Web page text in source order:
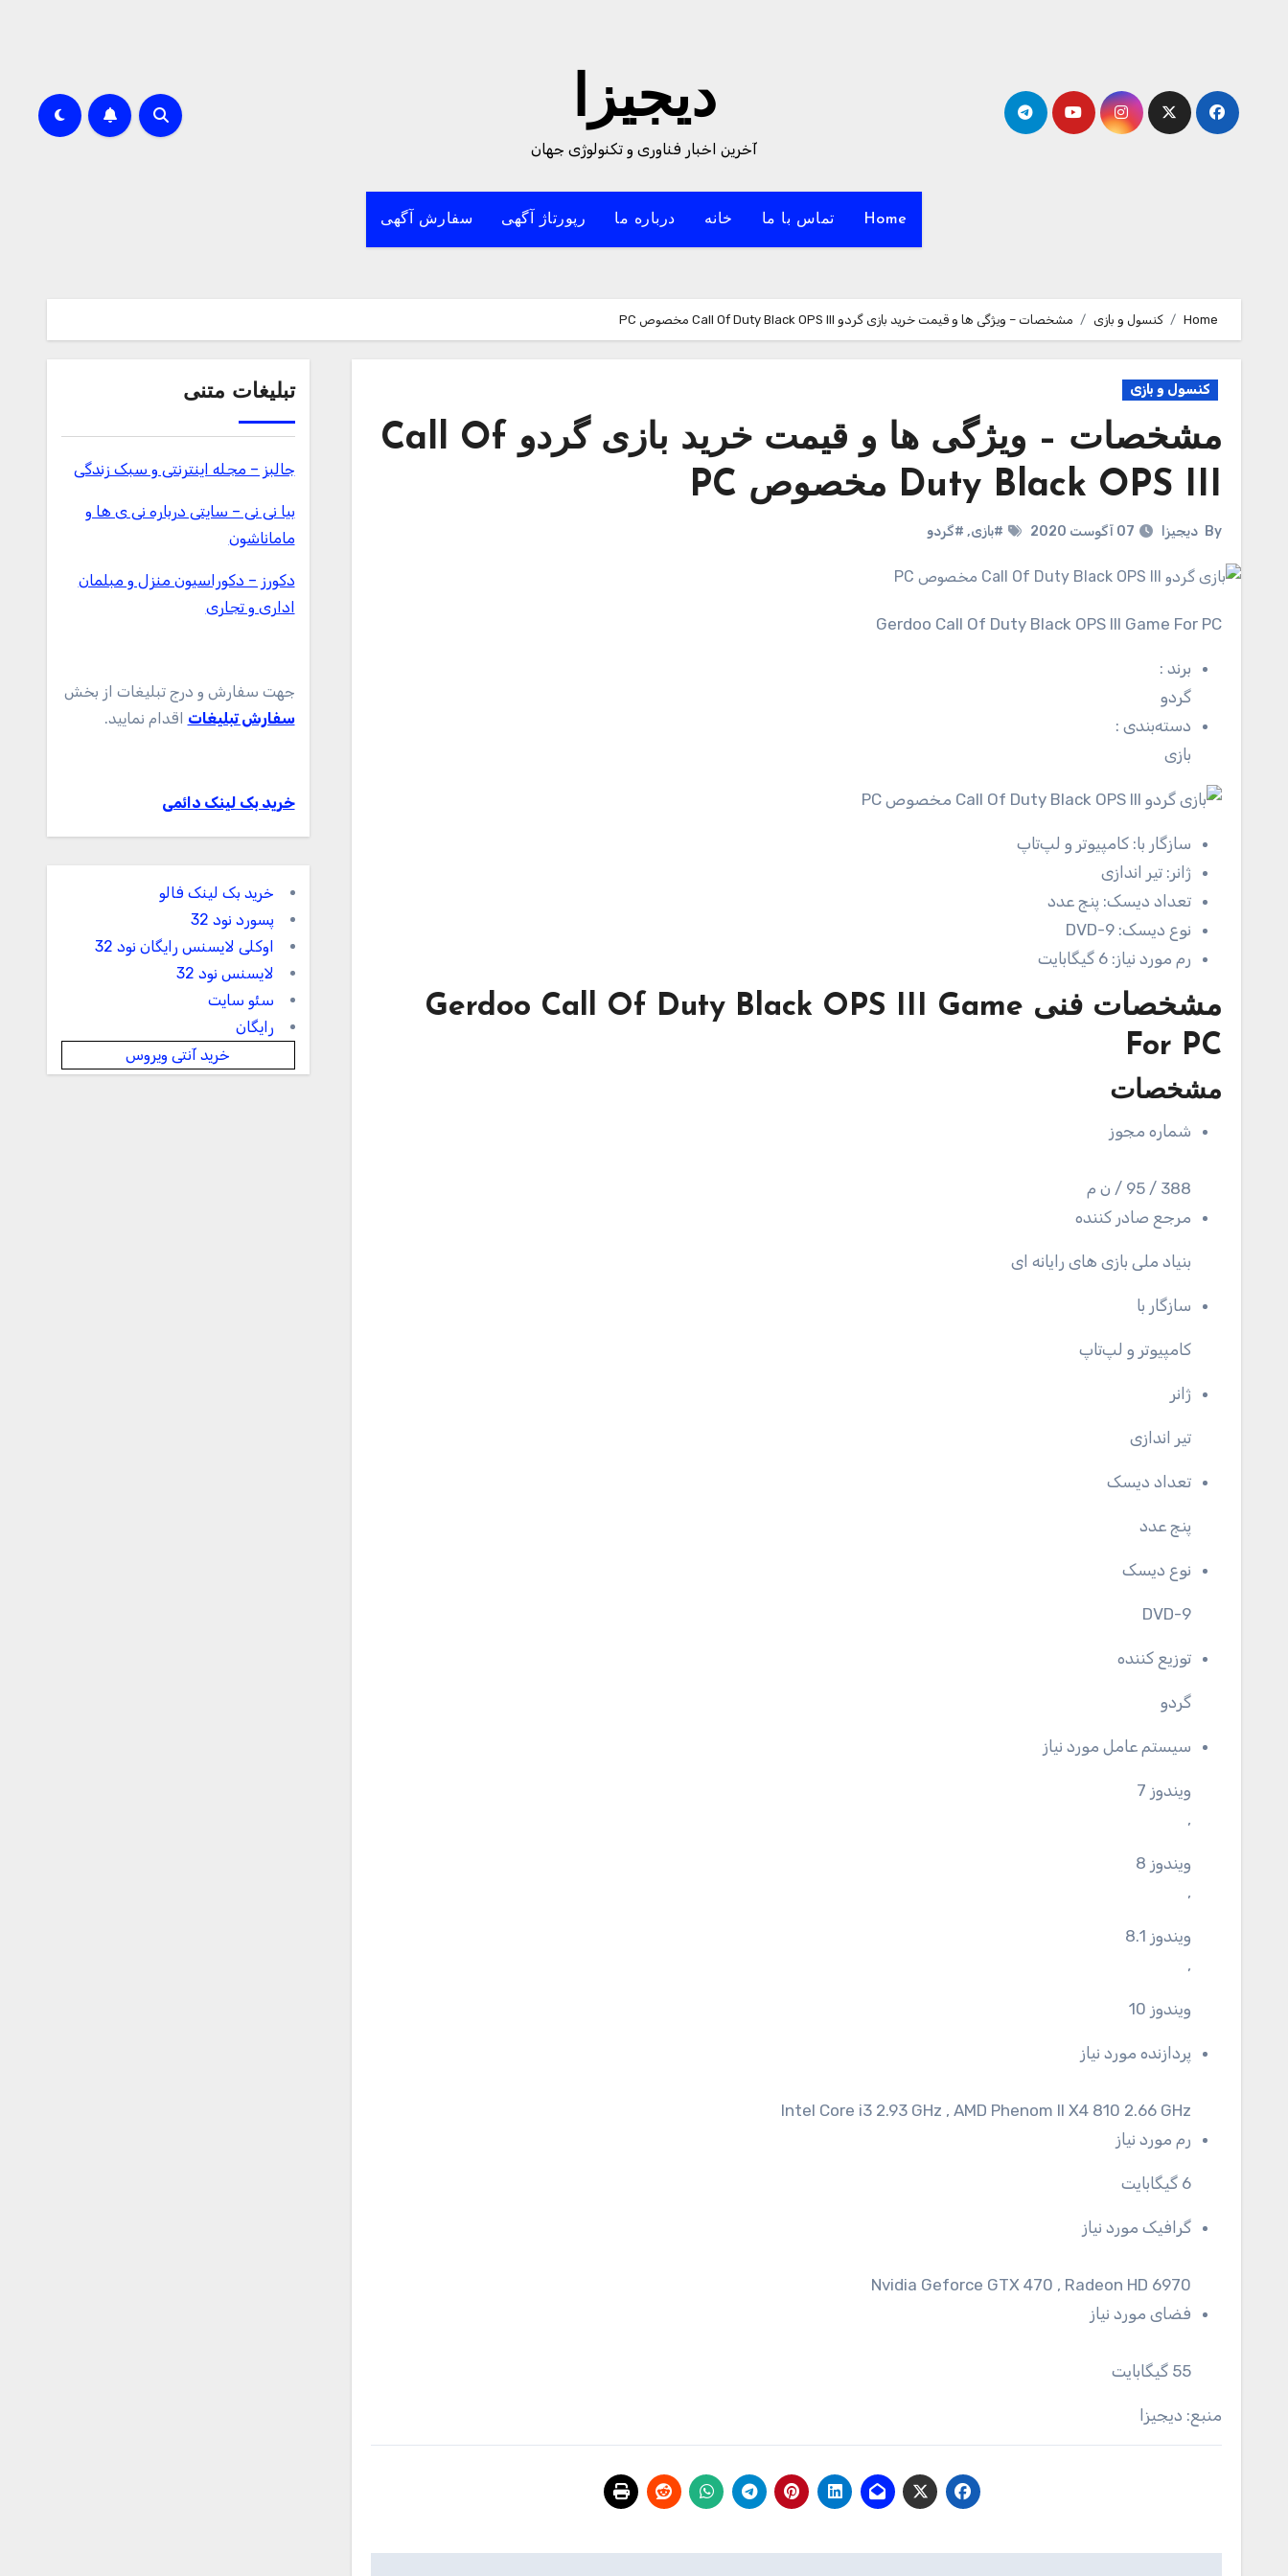
دیجیزا
آخرین اخبار فناوری و تکنولوژی جهان
Home تماس با ما خانه درباره ما رپورتاژ آگهی سفارش آگهی
Home کنسول و بازی مشخصات – ویژگی ها و قیمت خرید بازی گردو Call Of Duty Black OPS III مخصوص PC
کنسول و بازی
مشخصات – ویژگی ها و قیمت خرید بازی گردو Call Of
Duty Black OPS III مخصوص PC
By دیجیزا 07 آگوست 2020 #بازی, #گردو
Gerdoo Call Of Duty Black OPS III Game For PC
برند :
گردو
دسته‌بندی :
بازی
سازگار با: کامپیوتر و لپ‌تاپ
ژانر: تیر اندازی
تعداد دیسک: پنج عدد
نوع دیسک: DVD-9
رم مورد نیاز: 6 گیگابایت
مشخصات فنی Gerdoo Call Of Duty Black OPS III Game
For PC
مشخصات
شماره مجوز
388 / 95 / ن م
مرجع صادر کننده
بنیاد ملی بازی های رایانه ای
سازگار با
کامپیوتر و لپ‌تاپ
ژانر
تیر اندازی
تعداد دیسک
پنج عدد
نوع دیسک
DVD-9
توزیع کننده
گردو
سیستم عامل مورد نیاز
ویندوز 7
,
ویندوز 8
,
ویندوز 8.1
,
ویندوز 10
پردازنده مورد نیاز
Intel Core i3 2.93 GHz , AMD Phenom II X4 810 2.66 GHz
رم مورد نیاز
6 گیگابایت
گرافیک مورد نیاز
Nvidia Geforce GTX 470 , Radeon HD 6970
فضای مورد نیاز
55 گیگابایت
منبع: دیجیزا
تبلیغات متنی
جالبز – مجله اینترنتی و سبک زندگی
بیا نی نی – سایتی درباره نی ی ها و
ماماناشون
دکورز – دکوراسیون منزل و مبلمان
اداری و تجاری
جهت سفارش و درج تبلیغات از بخش
سفارش تبلیغات اقدام نمایید.
خرید بک لینک دائمی
خرید بک لینک فالو
پسورد نود 32
اوکلی لایسنس رایگان نود 32
لایسنس نود 32
سئو سایت
رایگان
خرید آنتی ویروس